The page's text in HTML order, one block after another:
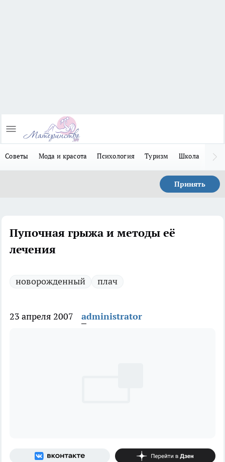
Советы Мода и красота Психология Туризм Школа
Принять
Пупочная грыжа и методы её
лечения
новорожденный плач
23 апреля 2007 administrator